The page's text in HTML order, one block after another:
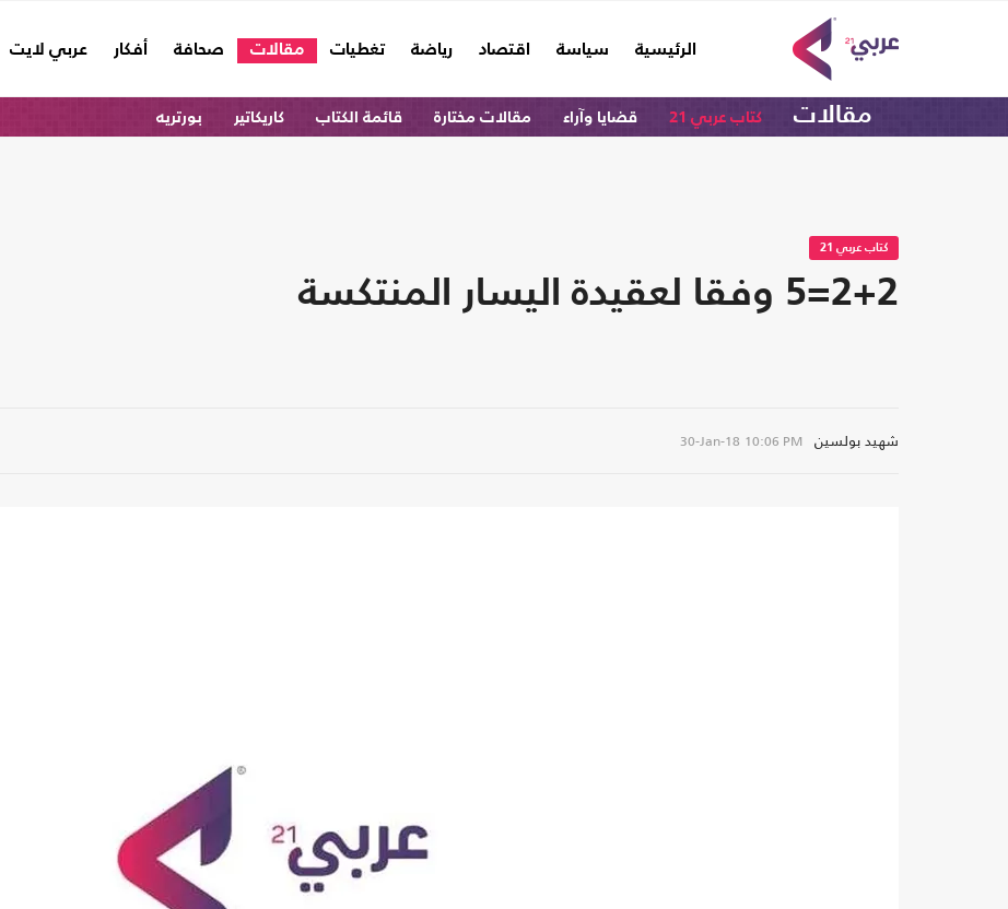
الرئيسية
(current) سياسة اقتصاد رياضة تغطيات مقالات صحافة أفكار عربي لايت
مقالات كتاب عربي 21 قضايا وآراء مقالات مختارة قائمة الكتاب كاريكاتير بورتريه
كتاب عربي 21
2+2=5 وفقا لعقيدة اليسار المنتكسة
شهيد بولسين 30-Jan-18 10:06 PM